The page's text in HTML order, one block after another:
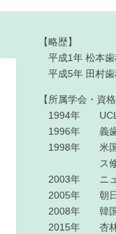
【略歴】
平成1年 松本
平成5年 田村
【所属学会・資
1994年
1996年
義
1998年
米
ス
2003年
ニ
2005年
朝
2008年
韓
2015年
杏